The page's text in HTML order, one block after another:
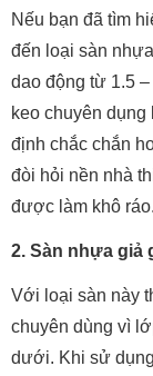
Nếu bạn đã tìm
đến loại sàn
dao động từ 1.5
keo chuyên
định chắc chắn
đòi hỏi nền nhà
được làm khô
2. Sàn nhựa giả
Với loại sàn này
chuyên dùng vì
dưới. Khi sử